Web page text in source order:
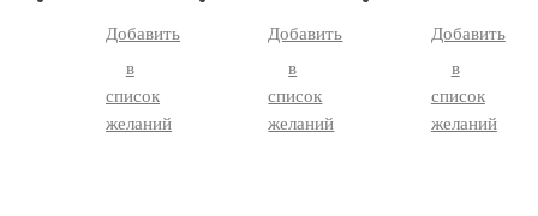
Добавить
в
список
желаний
Добавить
в
список
желаний
Добавить
в
список
желаний